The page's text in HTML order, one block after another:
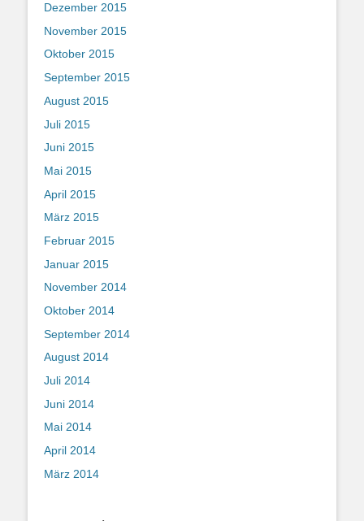
Dezember 2015
November 2015
Oktober 2015
September 2015
August 2015
Juli 2015
Juni 2015
Mai 2015
April 2015
März 2015
Februar 2015
Januar 2015
November 2014
Oktober 2014
September 2014
August 2014
Juli 2014
Juni 2014
Mai 2014
April 2014
März 2014